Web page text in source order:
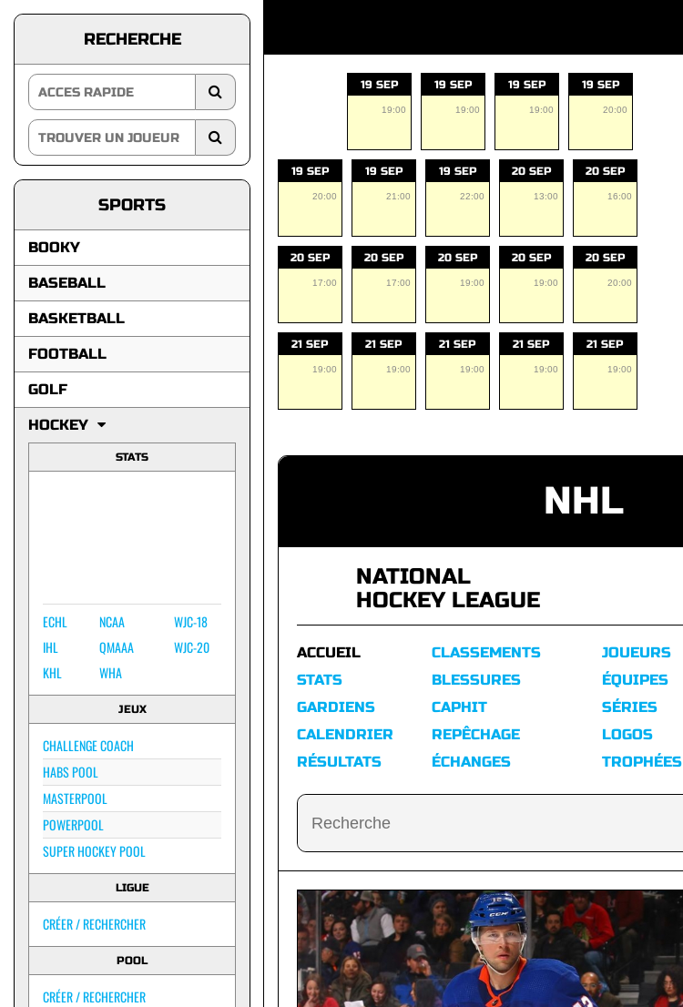
RECHERCHE
SPORTS
BOOKY
BASEBALL
BASKETBALL
FOOTBALL
GOLF
HOCKEY
STATS
ECHL
IHL
KHL
NCAA
QMAAA
WHA
WJC-18
WJC-20
JEUX
CHALLENGE COACH
HABS POOL
MASTERPOOL
POWERPOOL
SUPER HOCKEY POOL
LIGUE
CRÉER / RECHERCHER
POOL
CRÉER / RECHERCHER
19 SEP
19:00
19 SEP
19:00
19 SEP
19:00
19 SEP
20:00
19 SEP
20:00
19 SEP
21:00
19 SEP
22:00
20 SEP
13:00
20 SEP
16:00
20 SEP
17:00
20 SEP
17:00
20 SEP
19:00
20 SEP
19:00
20 SEP
20:00
21 SEP
19:00
21 SEP
19:00
21 SEP
19:00
21 SEP
19:00
21 SEP
19:00
NHL
NATIONAL
HOCKEY LEAGUE
ACCUEIL
STATS
GARDIENS
CALENDRIER
RÉSULTATS
CLASSEMENTS
BLESSURES
CAPHIT
REPÊCHAGE
ÉCHANGES
JOUEURS
ÉQUIPES
SÉRIES
LOGOS
TROPHÉES